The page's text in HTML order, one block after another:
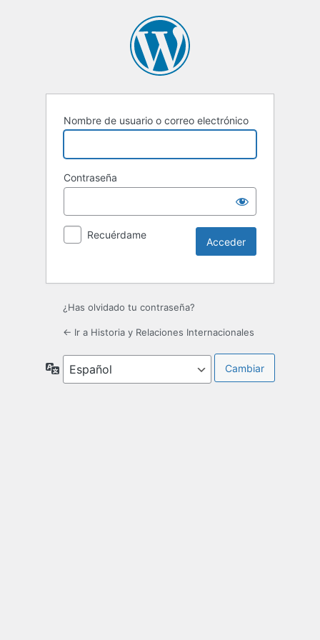
Nombre de usuario o correo electrónico
Contraseña
Recuérdame
¿Has olvidado tu contraseña?
← Ir a Historia y Relaciones Internacionales
Idioma